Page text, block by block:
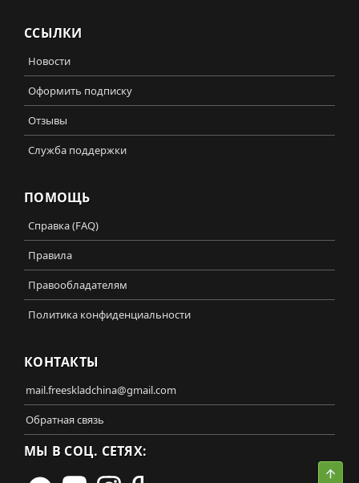
ССЫЛКИ
Новости
Оформить подписку
Отзывы
Служба поддержки
ПОМОЩЬ
Справка (FAQ)
Правила
Правообладателям
Политика конфиденциальности
КОНТАКТЫ
mail.freeskladchina@gmail.com
Обратная связь
МЫ В СОЦ. СЕТЯХ: